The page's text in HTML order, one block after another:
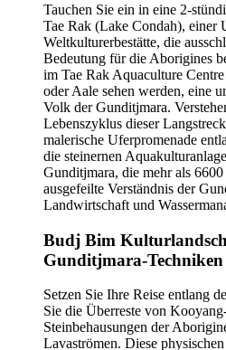
Tauchen Sie ein in eine 2-
Tae Rak (Lake Condah), einer
Weltkulturerbestätte, die
Bedeutung für die Aborigines
im Tae Rak Aquaculture
oder Aale sehen werden, eine
Volk der Gunditjmara.
Lebenszyklus dieser
malerische Uferpromenade
die steinernen
Gunditjmara, die mehr als
ausgefeilte Verständnis der
Landwirtschaft und
Budj Bim
Gunditjmara-Techniken
Setzen Sie Ihre Reise entlang
Sie die Überreste von
Steinbehausungen der
Lavaströmen. Diese